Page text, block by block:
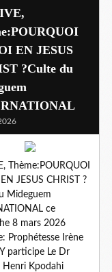
EN JESUS
?Culte du
Thème:POURQUOI
JESUS CHRIST ?
Mideguem
ce
8 mars 2026
Prophétesse Irène
participe Le Dr
Henri Kpodahi